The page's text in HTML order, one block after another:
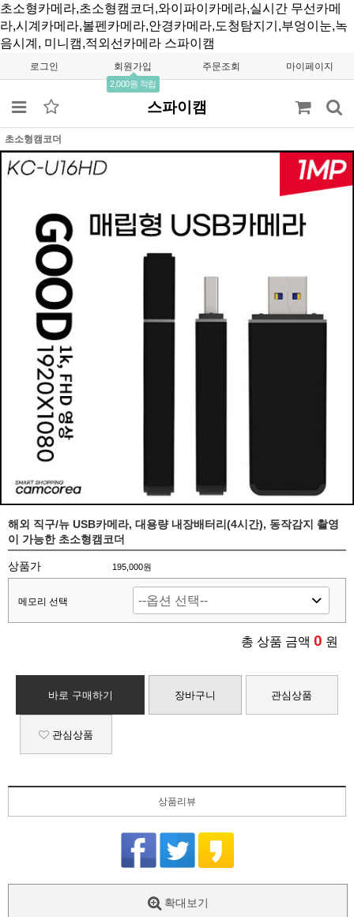
초소형카메라,초소형캠코더,와이파이카메라,실시간 무선카메
라,시계카메라,볼펜카메라,안경카메라,도청탐지기,부엉이눈,녹
음시계, 미니캠,적외선카메라 스파이캠
로그인 회원가입
2,000원 적립
주문조회 마이페이지
스파이캠
초소형캠코더
해외 직구/뉴 USB카메라, 대용량 내장배터리(4시간), 동작감지 촬영
이 가능한 초소형캠코더
상품가 195,000원
메모리 선택
총 상품 금액 0 원
바로 구매하기 장바구니 관심상품
관심상품
상품리뷰
확대보기